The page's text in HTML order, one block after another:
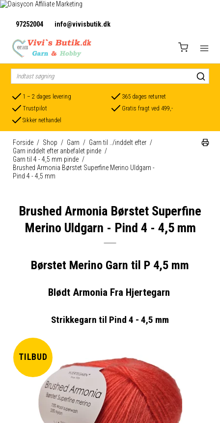
97252004 info@vivisbutik.dk
1 – 2 dages levering
365 dages returret
Trustpilot
Gratis fragt ved 499,-
Sikker nethandel
Forside / Shop / Garn / Garn til ../inddelt efter /
Garn inddelt efter anbefalet pinde /
Garn til 4 - 4,5 mm pinde /
Brushed Armonia Børstet Superfine Merino Uldgarn -
Pind 4 - 4,5 mm
Brushed Armonia Børstet Superfine
Merino Uldgarn - Pind 4 - 4,5 mm
Børstet Merino Garn til P 4,5 mm
Blødt Armonia Fra Hjertegarn
Strikkegarn til Pind 4 - 4,5 mm
TILBUD